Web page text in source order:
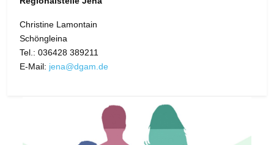
Christine Lamontain
Schöngleina
Tel.: 036428 389211
E-Mail: jena@dgam.de